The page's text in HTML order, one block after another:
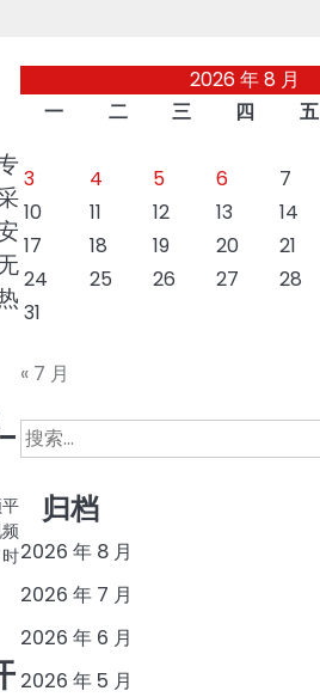
2026 年 8 月
一
二 三 四 五
3
4 5 6 7
10
11 12 13 14
17
18 19 20 21
24
25 26 27 28
31
« 7 月
搜
索：
归档
2026 年 8 月
2026 年 7 月
2026 年 6 月
2026 年 5 月